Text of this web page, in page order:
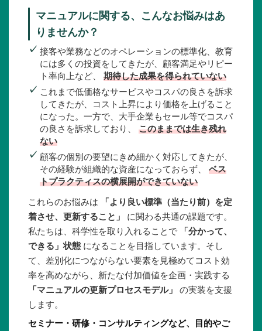
マニュアルに関する、こんなお悩みはあ
りませんか？
✓ 接客や業務などのオペレーションの標準化、教育
には多くの投資をしてきたが、顧客満足やリピー
ト率向上など、 期待した成果を得られていない
✓ これまで低価格なサービスやコスパの良さを訴求
してきたが、コスト上昇により価格を上げること
になった。一方で、大手企業もセール等でコスパ
の良さを訴求しており、 このままでは生き残れ
ない
✓ 顧客の個別の要望にきめ細かく対応してきたが、
その経験が組織的な資産になっておらず、 ベス
トプラクティスの横展開ができていない
これらのお悩みは
「より良い標準（当たり前）を定
着させ、更新すること」
に関わる共通の課題です。
私たちは、科学性を取り入れることで
「分かって、
できる」状態 になることを目指しています。そし
て、差別化につながらない要素を見極めてコスト効
率を高めながら、新たな付加価値を企画・実践する
「マニュアルの更新プロセスモデル」
の実装を支援
します。
セミナー・研修・コンサルティングなど、目的やご